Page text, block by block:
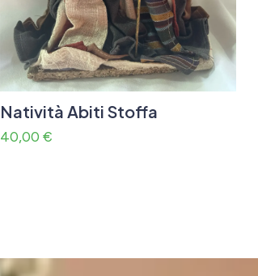
Natività Abiti Stoffa
40,00 €